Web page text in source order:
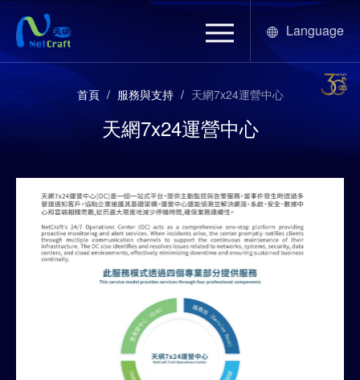
Language
首頁 / 服務與支持 / 天網7x24運營中心
天網7x24運營中心